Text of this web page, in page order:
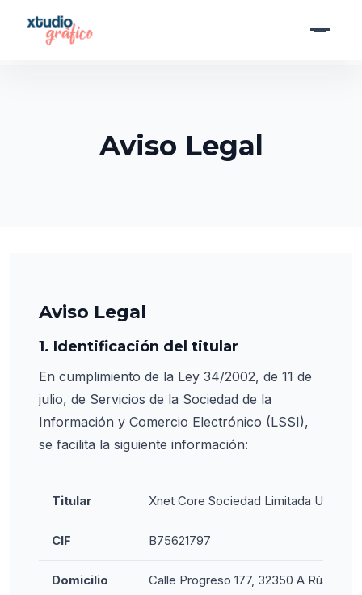
Aviso Legal
Aviso Legal
1. Identificación del titular
En cumplimiento de la Ley 34/2002, de 11 de
julio, de Servicios de la Sociedad de la
Información y Comercio Electrónico (LSSI),
se facilita la siguiente información:
Titular Xnet Core Sociedad Limitada
CIF B75621797
Domicilio Calle Progreso 177, 32350 A Rúa,